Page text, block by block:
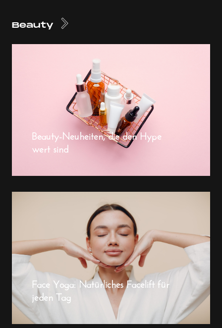
Beauty
Beauty-Neuheiten, die den Hype
wert sind
Face Yoga: Natürliches Facelift für
jeden Tag